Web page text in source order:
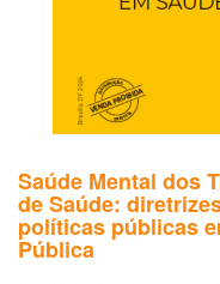
Saúde Mental dos
de Saúde:
políticas públicas
Pública